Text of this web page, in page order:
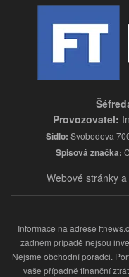
Provozovatel:
Sídlo: Svobodova
Spisová značka:
Webové stránky
Informace na adrese
žádném případě nejsou
Nejsme obchodní poradci.
vaše případně finanční